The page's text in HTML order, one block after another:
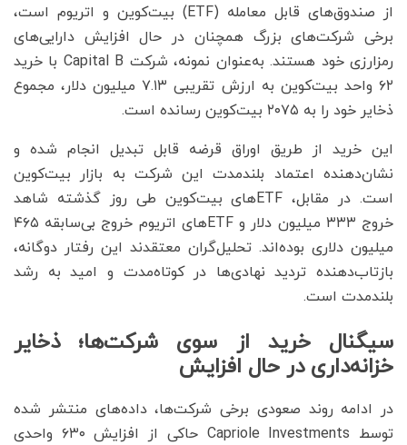
از صندوق‌های قابل معامله (ETF) بیت‌کوین و اتریوم است،
برخی شرکت‌های بزرگ همچنان در حال افزایش دارایی‌های
رمزارزی خود هستند. به‌عنوان نمونه، شرکت Capital B با خرید
۶۲ واحد بیت‌کوین به ارزش تقریبی ۷.۱۳ میلیون دلار، مجموع
ذخایر خود را به ۲۰۷۵ بیت‌کوین رسانده است.
این خرید از طریق اوراق قرضه قابل تبدیل انجام شده و
نشان‌دهنده اعتماد بلندمدت این شرکت به بازار بیت‌کوین
است. در مقابل، ETFهای بیت‌کوین طی روز گذشته شاهد
خروج ۳۳۳ میلیون دلار و ETFهای اتریوم خروج بی‌سابقه ۴۶۵
میلیون دلاری بوده‌اند. تحلیل‌گران معتقدند این رفتار دوگانه،
بازتاب‌دهنده تردید نهادی‌ها در کوتاه‌مدت و امید به رشد
بلندمدت است.
سیگنال خرید از سوی شرکت‌ها؛ ذخایر
خزانه‌داری در حال افزایش
در ادامه روند صعودی برخی شرکت‌ها، داده‌های منتشر شده
توسط Capriole Investments حاکی از افزایش ۶۳۰ واحدی